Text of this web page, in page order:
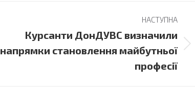
НАСТУПНА
Next
post:
Курсанти ДонДУВС визначили
напрямки становлення майбутньої
професії